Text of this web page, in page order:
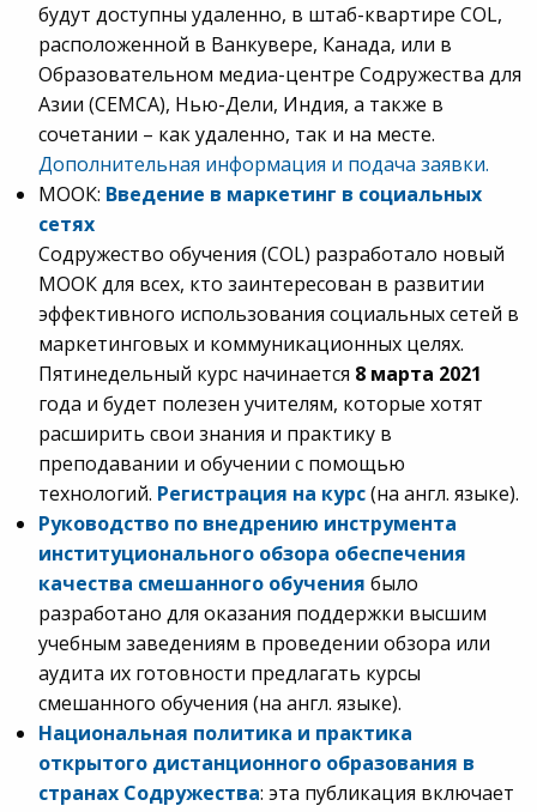
будут доступны удаленно, в штаб-квартире COL,
расположенной в Ванкувере, Канада, или в
Образовательном медиа-центре Содружества для
Азии (CEMCA), Нью-Дели, Индия, а также в
сочетании – как удаленно, так и на месте.
Дополнительная информация и подача заявки.
МООК: Введение в маркетинг в социальных
сетях
Содружество обучения (COL) разработало новый
МООК для всех, кто заинтересован в развитии
эффективного использования социальных сетей в
маркетинговых и коммуникационных целях.
Пятинедельный курс начинается 8 марта 2021
года и будет полезен учителям, которые хотят
расширить свои знания и практику в
преподавании и обучении с помощью
технологий. Регистрация на курс(на англ. языке).
Руководство по внедрению инструмента
институционального обзора обеспечения
качества смешанного обучения было
разработано для оказания поддержки высшим
учебным заведениям в проведении обзора или
аудита их готовности предлагать курсы
смешанного обучения (на англ. языке).
Национальная политика и практика
открытого дистанционного образования в
странах Содружества: эта публикация включает